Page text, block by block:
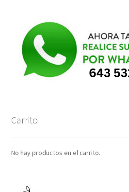
Carrito
No hay productos en el carrito.